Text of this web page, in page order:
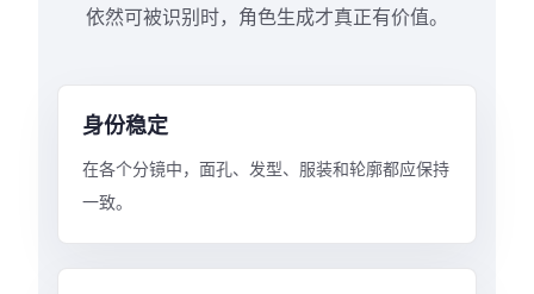
依然可被识别时，角色生成才真正有价值。
身份稳定
在各个分镜中，面孔、发型、服装和轮廓都应保持
一致。